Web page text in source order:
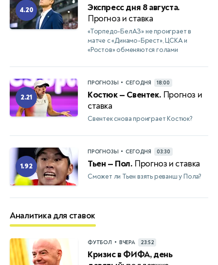
4.20
Экспресс дня 8 августа.
Прогноз и ставка
«Торпедо-БелАЗ» не проиграет в
матче с «Динамо-Брест», ЦСКА и
«Ростов» обменяются голами
2.21
ПРОГНОЗЫ • СЕГОДНЯ 18:00
Костюк — Свентек. Прогноз и
ставка
Свентек снова проиграет Костюк?
1.92
ПРОГНОЗЫ • СЕГОДНЯ 03:30
Тьен — Пол. Прогноз и ставка
Сможет ли Тьен взять реванш у Пола?
Аналитика для ставок
ФУТБОЛ • ВЧЕРА 23:52
Кризис в ФИФА, день